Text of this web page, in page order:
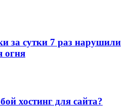
за сутки 7 раз нарушили
огня
хостинг для сайта?